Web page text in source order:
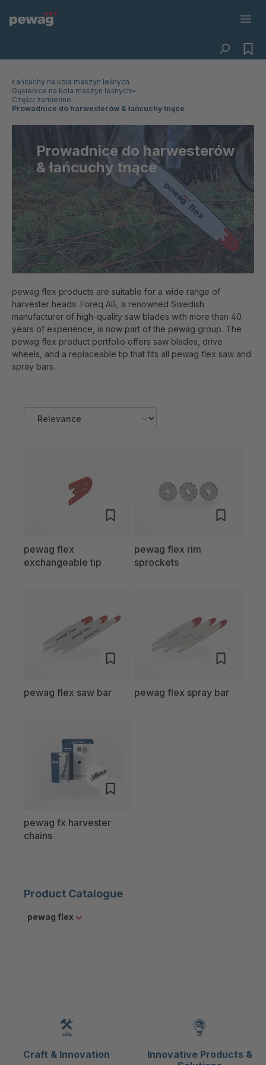
Łańcuchy na koła maszyn leśnych
Gąsienice na koła maszyn leśnych
Części zamienne
Prowadnice do harwesterów & łańcuchy tnące
Prowadnice do harwesterów
& łańcuchy tnące
pewag flex products are suitable for a wide range of
harvester heads. Foreq AB, a renowned Swedish
manufacturer of high-quality saw blades with more than 40
years of experience, is now part of the pewag group. The
pewag flex product portfolio offers saw blades, drive
wheels, and a replaceable tip that fits all pewag flex saw and
spray bars.
pewag flex
exchangeable tip
pewag flex rim
sprockets
pewag flex saw bar pewag flex spray bar
pewag fx harvester
chains
Product Catalogue
pewag flex
Craft & Innovation
Innovative Products &